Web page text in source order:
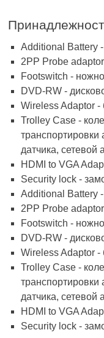
Additional Battery
2PP Probe
Footswitch -
DVD-RW -
Wireless Adaptor -
Trolley Case -
датчика, сетевой
HDMI to VGA
Security lock -
Additional Battery
2PP Probe
Footswitch -
DVD-RW -
Wireless Adaptor -
Trolley Case -
датчика, сетевой
HDMI to VGA
Security lock -